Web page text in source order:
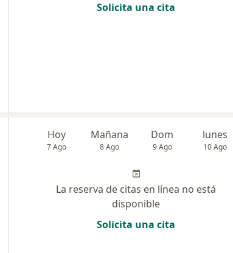
Solicita una cita
Hoy
7 Ago
Mañana
8 Ago
Dom
9 Ago
lunes
10 Ago
La reserva de citas en línea no está
disponible
Solicita una cita